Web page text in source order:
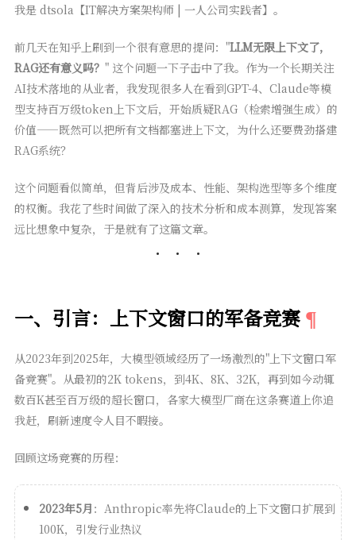
我是 dtsola【IT解决方案架构师 | 一人公司实践者】。
前几天在知乎上刷到一个很有意思的提问："LLM无限上下文了，
RAG还有意义吗？ " 这个问题一下子击中了我。作为一个长期关注
AI技术落地的从业者，我发现很多人在看到GPT-4、Claude等模
型支持百万级token上下文后，开始质疑RAG（检索增强生成）的
价值——既然可以把所有文档都塞进上下文，为什么还要费劲搭建
RAG系统？
这个问题看似简单，但背后涉及成本、性能、架构选型等多个维度
的权衡。我花了些时间做了深入的技术分析和成本测算，发现答案
远比想象中复杂，于是就有了这篇文章。
一、引言：上下文窗口的军备竞赛
从2023年到2025年，大模型领域经历了一场激烈的"上下文窗口军
备竞赛"。从最初的2K tokens，到4K、8K、32K，再到如今动辄
数百K甚至百万级的超长窗口，各家大模型厂商在这条赛道上你追
我赶，刷新速度令人目不暇接。
回顾这场竞赛的历程：
2023年5月 ：Anthropic率先将Claude的上下文窗口扩展到
100K，引发行业热议